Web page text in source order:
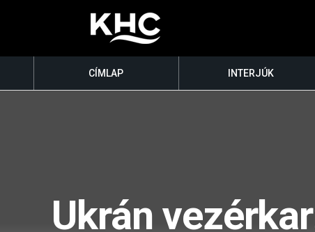
CÍMLAP INTERJÚK
Ukrán